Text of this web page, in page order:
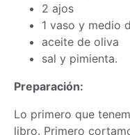
2 ajos
1 vaso y medio
aceite de oliva
sal y pimienta.
Preparación:
Lo primero que
libro. Primero